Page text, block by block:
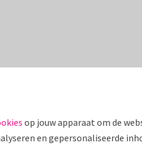
op jouw apparaat om de
en gepersonaliseerde